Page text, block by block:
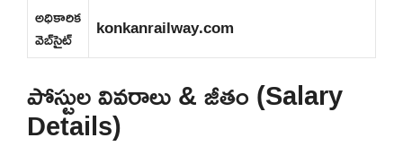
అధికారిక
వెబ్‌సైట్ konkanrailway.com
పోస్టుల వివరాలు & జీతం (Salary
Details)